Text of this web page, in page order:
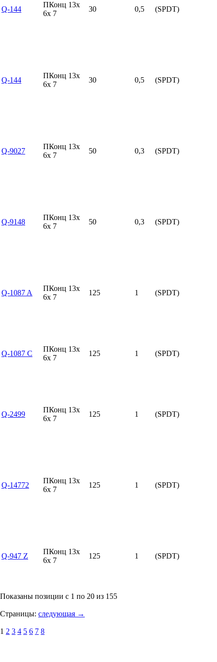
Q-144
ПКонц 13x
6x 7
30 0,5 (SPDT)
Q-144
ПКонц 13x
6x 7
30 0,5 (SPDT)
Q-9027
ПКонц 13x
6x 7
50 0,3 (SPDT)
Q-9148
ПКонц 13x
6x 7
50 0,3 (SPDT)
Q-1087 A
ПКонц 13x
6x 7
125 1 (SPDT)
Q-1087 C
ПКонц 13x
6x 7
125 1 (SPDT)
Q-2499
ПКонц 13x
6x 7
125 1 (SPDT)
Q-14772
ПКонц 13x
6x 7
125 1 (SPDT)
Q-947 Z
ПКонц 13x
6x 7
125 1 (SPDT)
Показаны позиции с 1 по 20 из 155
Страницы: следующая →
1 2 3 4 5 6 7 8